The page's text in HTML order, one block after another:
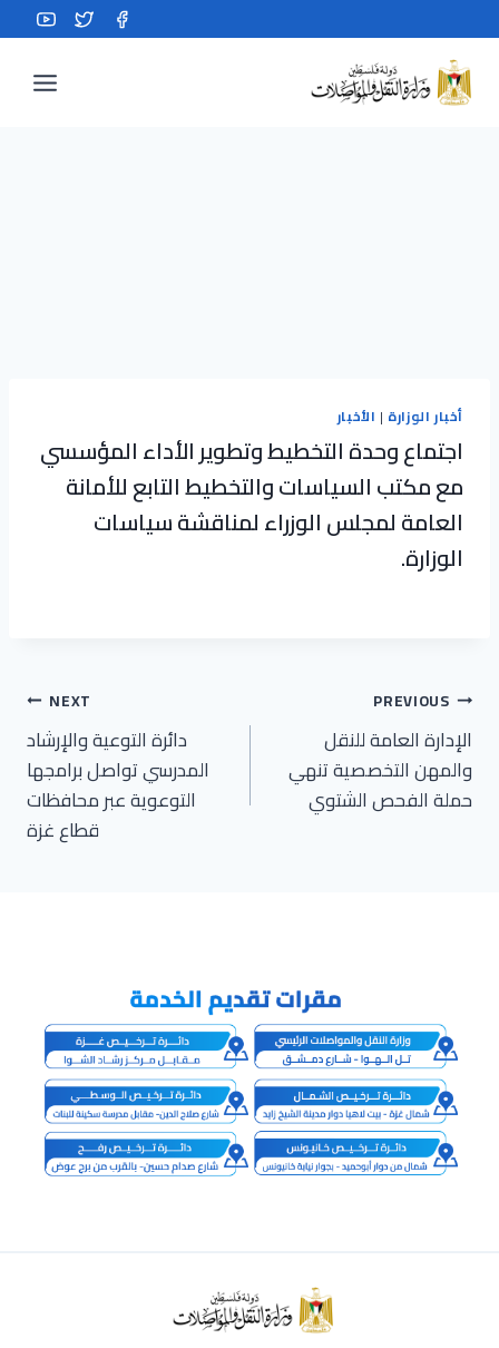
to
content
أخبار الوزارة | الأخبار
اجتماع وحدة التخطيط وتطوير الأداء المؤسسي
مع مكتب السياسات والتخطيط التابع للأمانة
العامة لمجلس الوزراء لمناقشة سياسات
الوزارة.
تصفّح
المقالات
PREVIOUS
الإدارة العامة للنقل
والمهن التخصصية تنهي
حملة الفحص الشتوي
NEXT
دائرة التوعية والإرشاد
المدرسي تواصل برامجها
التوعوية عبر محافظات
قطاع غزة